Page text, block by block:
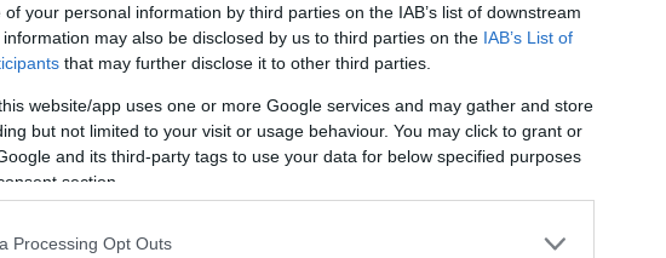
your personal information by third parties on the IAB’s list of downstream
may also be disclosed by us to third parties on the IAB’s List of
that may further disclose it to other third parties.
website/app uses one or more Google services and may gather and store
but not limited to your visit or usage behaviour. You may click to grant or
and its third-party tags to use your data for below specified purposes
section.
Processing Opt Outs